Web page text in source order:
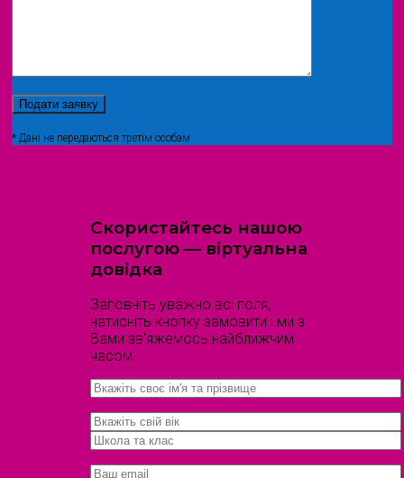
* Дані не передаються третім особам
Скористайтесь нашою
послугою — віртуальна
довідка
Заповніть уважно всі поля,
натисніть кнопку замовити і ми з
Вами зв'яжемось найближчим
часом.